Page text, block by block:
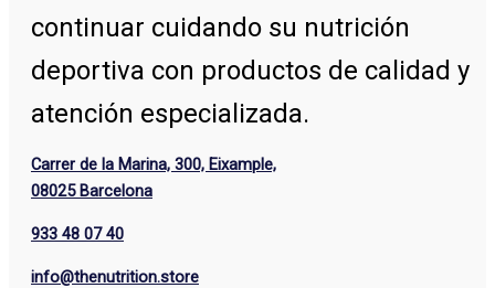
continuar cuidando su nutrición
deportiva con productos de calidad y
atención especializada.
Carrer de la Marina, 300, Eixample,
08025 Barcelona
933 48 07 40
info@thenutrition.store